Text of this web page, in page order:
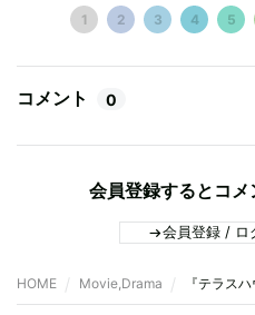
1 2 3 4 5
コメント 0
会員登録するとコ
会員登録 / ロ
HOME Movie,Drama 『テラス